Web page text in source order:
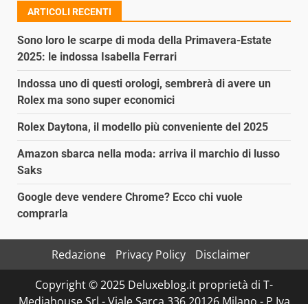
ARTICOLI RECENTI
Sono loro le scarpe di moda della Primavera-Estate
2025: le indossa Isabella Ferrari
Indossa uno di questi orologi, sembrerà di avere un
Rolex ma sono super economici
Rolex Daytona, il modello più conveniente del 2025
Amazon sbarca nella moda: arriva il marchio di lusso
Saks
Google deve vendere Chrome? Ecco chi vuole
comprarla
Redazione Privacy Policy
Disclaimer
Copyright © 2025 Deluxeblog.it proprietà di T-
Mediahouse Srl - Viale Sarca 336 20126 Milano - P.Iva